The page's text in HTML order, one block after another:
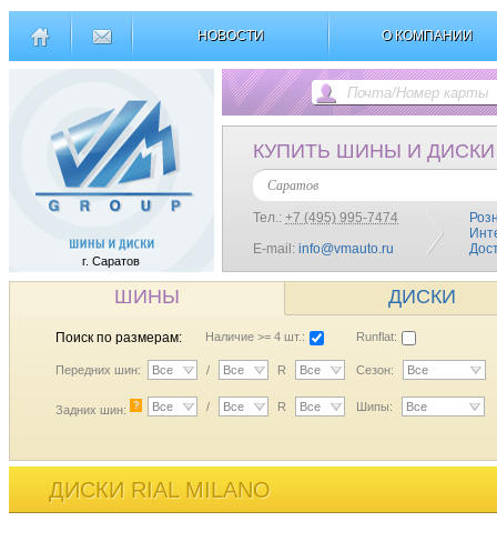
НОВОСТИ О КОМПАНИИ
г. Саратов
КУПИТЬ ШИНЫ И ДИСКИ
Саратов
Тел.: +7 (495) 995-7474
E-mail: info@vmauto.ru
ШИНЫ ДИСКИ
Поиск по размерам: Наличие >= 4 шт.: Runflat:
Передних шин: Все / Все R Все Сезон: Все
Задних шин: ? Все / Все R Все Шипы: Все
ДИСКИ RIAL MILANO